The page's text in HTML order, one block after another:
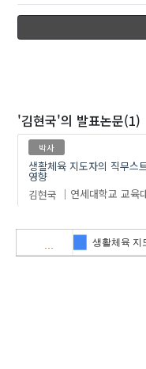
'김현국'의 발표논문(1)
박사
생활체육 지도자의 직무스
영향
김현국
연세대학교 교육
… 생활체육 지